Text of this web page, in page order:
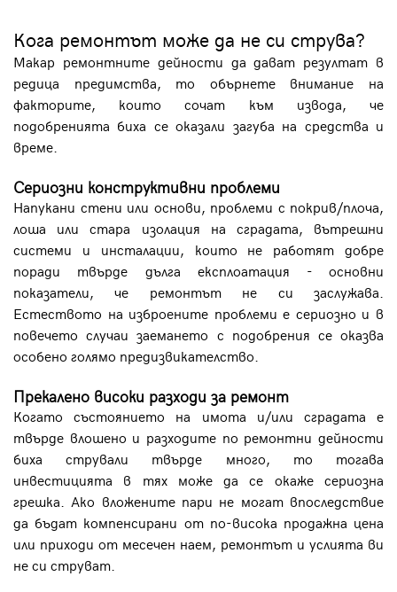
Кога ремонтът може да не си струва?
Макар ремонтните дейности да дават резултат в
редица предимства, то обърнете внимание на
факторите, които сочат към извода, че
подобренията биха се оказали загуба на средства и
време.
Сериозни конструктивни проблеми
Напукани стени или основи, проблеми с покрив/плоча,
лоша или стара изолация на сградата, вътрешни
системи и инсталации, които не работят добре
поради твърде дълга експлоатация - основни
показатели, че ремонтът не си заслужава.
Естеството на изброените проблеми е сериозно и в
повечето случаи заемането с подобрения се оказва
особено голямо предизвикателство.
Прекалено високи разходи за ремонт
Когато състоянието на имота и/или сградата е
твърде влошено и разходите по ремонтни дейности
биха стрували твърде много, то тогава
инвестицията в тях може да се окаже сериозна
грешка. Ако вложените пари не могат впоследствие
да бъдат компенсирани от по-висока продажна цена
или приходи от месечен наем, ремонтът и услията ви
не си струват.